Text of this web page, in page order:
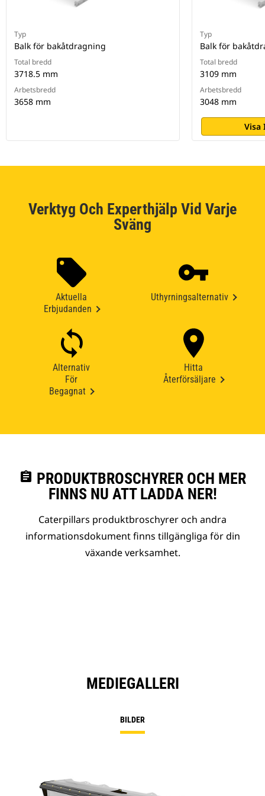
Typ
Balk för bakåtdragning
Total bredd
3718.5 mm
Arbetsbredd
3658 mm
Typ
Balk för
Total bredd
3109 mm
Arbetsbredd
3048 mm
Visa
Verktyg Och Experthjälp Vid Varje
Sväng
Aktuella
Erbjudanden
Uthyrningsalternativ
Alternativ
För
Begagnat
Hitta
Återförsäljare
assignment PRODUKTBROSCHYRER OCH MER
FINNS NU ATT LADDA NER!
Caterpillars produktbroschyrer och andra
informationsdokument finns tillgängliga för din
växande verksamhet.
MEDIEGALLERI
BILDER